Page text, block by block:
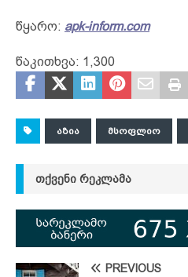
წყარო: apk-inform.com
წაკითხვა: 1,300
ᲐᲖᲘᲐ ᲛᲡᲝᲤᲚᲘᲝ
ᲗᲥᲕᲔᲜᲘ ᲠᲔᲙᲚᲐᲛᲐ
PREVIOUS